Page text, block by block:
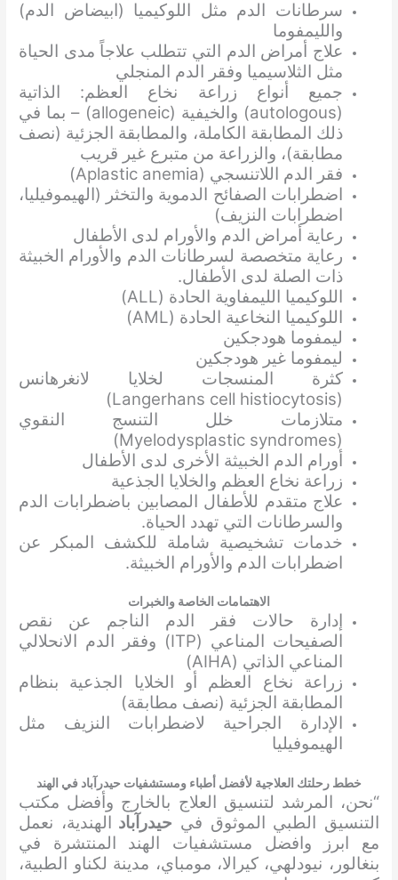
سرطانات الدم مثل اللوكيميا (ابيضاض الدم)
والليمفوما
علاج أمراض الدم التي تتطلب علاجاً مدى الحياة
مثل الثلاسيميا وفقر الدم المنجلي
جميع أنواع زراعة نخاع العظم: الذاتية
(autologous) والخيفية (allogeneic) – بما في
ذلك المطابقة الكاملة، والمطابقة الجزئية (نصف
مطابقة)، والزراعة من متبرع غير قريب
فقر الدم اللاتنسجي (Aplastic anemia)
اضطرابات الصفائح الدموية والتخثر (الهيموفيليا،
اضطرابات النزيف)
رعاية أمراض الدم والأورام لدى الأطفال
رعاية متخصصة لسرطانات الدم والأورام الخبيثة
ذات الصلة لدى الأطفال.
اللوكيميا الليمفاوية الحادة (ALL)
اللوكيميا النخاعية الحادة (AML)
ليمفوما هودجكين
ليمفوما غير هودجكين
كثرة المنسجات لخلايا لانغرهانس
(Langerhans cell histiocytosis)
متلازمات خلل التنسج النقوي
(Myelodysplastic syndromes)
أورام الدم الخبيثة الأخرى لدى الأطفال
زراعة نخاع العظم والخلايا الجذعية
علاج متقدم للأطفال المصابين باضطرابات الدم
والسرطانات التي تهدد الحياة.
خدمات تشخيصية شاملة للكشف المبكر عن
اضطرابات الدم والأورام الخبيثة.
الاهتمامات الخاصة والخبرات
إدارة حالات فقر الدم الناجم عن نقص
الصفيحات المناعي (ITP) وفقر الدم الانحلالي
المناعي الذاتي (AIHA)
زراعة نخاع العظم أو الخلايا الجذعية بنظام
المطابقة الجزئية (نصف مطابقة)
الإدارة الجراحية لاضطرابات النزيف مثل
الهيموفيليا
خطط رحلتك العلاجية لأفضل أطباء ومستشفيات حيدرآباد في الهند
“نحن، المرشد لتنسيق العلاج بالخارج وأفضل مكتب
التنسيق الطبي الموثوق في حيدرآباد الهندية، نعمل
مع ابرز وافضل مستشفيات الهند المنتشرة في
بنغالور، نيودلهي، كيرالا، مومباي، مدينة لكناو الطبية،